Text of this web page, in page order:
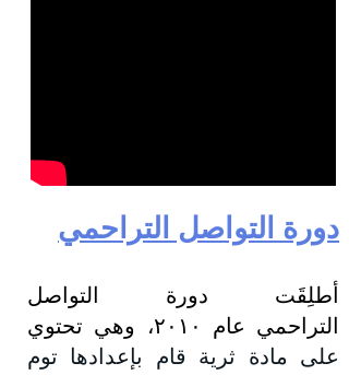
دورة التواصل التراحمي
أطلِقَت دورة التواصل
التراحمي عام ٢٠١٠، وهي تحتوي
على مادة ثرية قام بإعدادها توم